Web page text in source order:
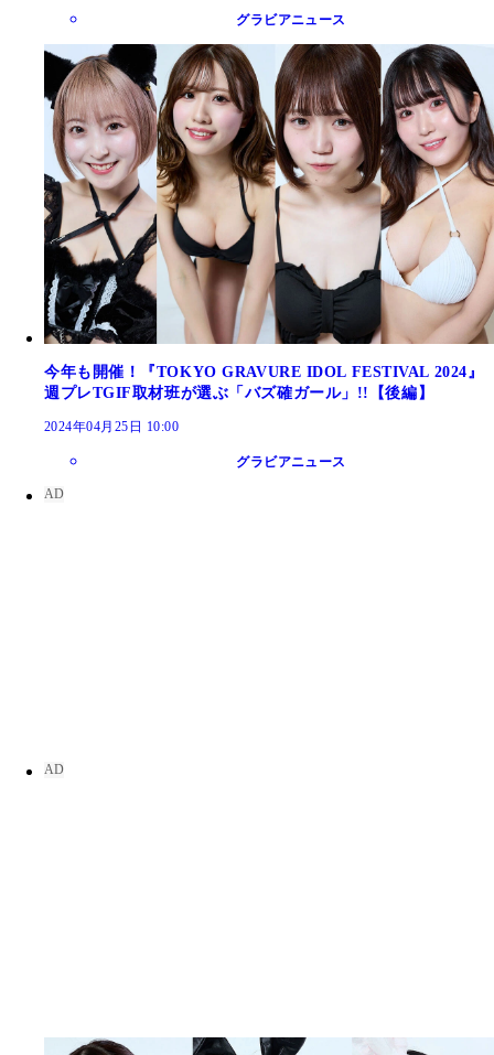
グラビアニュース
今年も開催！『TOKYO GRAVURE IDOL FESTIVAL 2024』
週プレTGIF取材班が選ぶ「バズ確ガール」!!【後編】
2024年04月25日 10:00
グラビアニュース